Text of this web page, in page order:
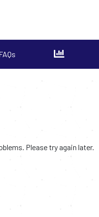
Please try again later.